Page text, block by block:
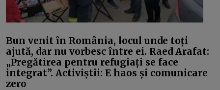
Bun venit în România, locul unde toți
ajută, dar nu vorbesc între ei. Raed Arafat:
„Pregătirea pentru refugiați se face
integrat”. Activiștii: E haos și comunicare
zero